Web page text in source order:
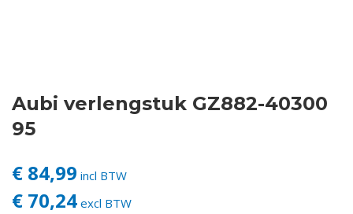
Login
Aubi verlengstuk GZ882-40300
95
€ 84,99 incl BTW
€ 70,24 excl BTW